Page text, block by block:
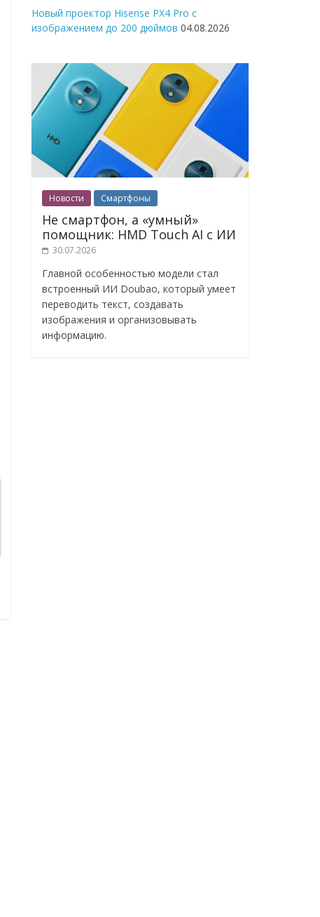
Новый проектор Hisense PX4 Pro с
изображением до 200 дюймов 04.08.2026
Новости Смартфоны
Не смартфон, а «умный»
помощник: HMD Touch AI с ИИ
30.07.2026
Главной особенностью модели стал
встроенный ИИ Doubao, который умеет
переводить текст, создавать
изображения и организовывать
информацию.